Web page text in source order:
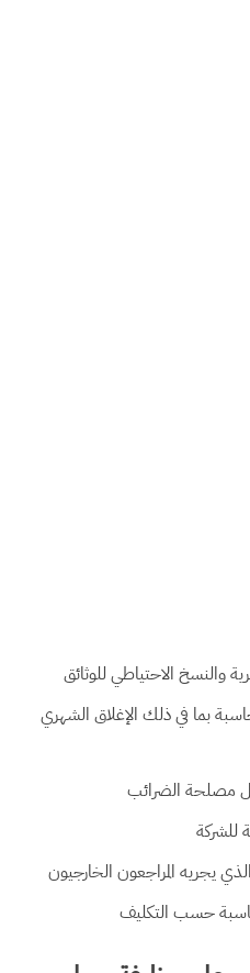
والنسخ الاحتياطي للوثائق
بما في ذلك الإغلاق الشهري
مصلحة الضرائب
للشركة
يجريه المراجعون الخارجيون
حسب التكليف